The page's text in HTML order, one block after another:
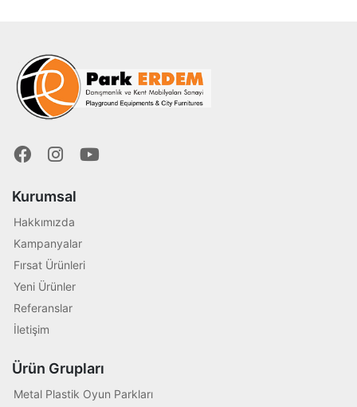
Kurumsal
Hakkımızda
Kampanyalar
Fırsat Ürünleri
Yeni Ürünler
Referanslar
İletişim
Ürün Grupları
Metal Plastik Oyun Parkları